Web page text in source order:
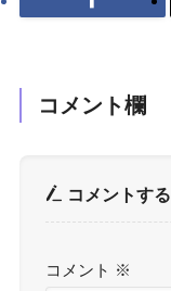
コメント欄
コメントする
コメント ※